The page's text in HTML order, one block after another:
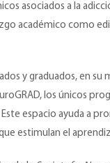
asociados a la
académico como
y graduados, en
los únicos
espacio ayuda a
estimulan el